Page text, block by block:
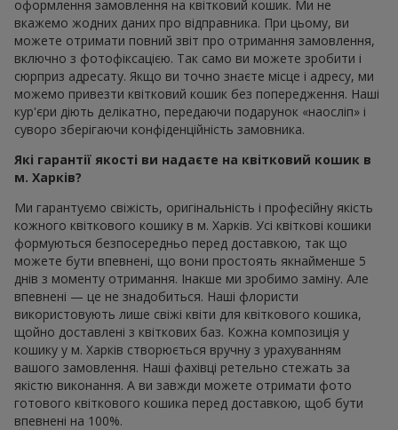
оформлення замовлення на квітковий кошик. Ми не
вкажемо жодних даних про відправника. При цьому, ви
можете отримати повний звіт про отримання замовлення,
включно з фотофіксацією. Так само ви можете зробити і
сюрприз адресату. Якщо ви точно знаєте місце і адресу, ми
можемо привезти квітковий кошик без попередження. Наші
кур'єри діють делікатно, передаючи подарунок «наосліп» і
суворо зберігаючи конфіденційність замовника.
Які гарантії якості ви надаєте на квітковий кошик в
м. Харків?
Ми гарантуємо свіжість, оригінальність і професійну якість
кожного квіткового кошику в м. Харків. Усі квіткові кошики
формуються безпосередньо перед доставкою, так що
можете бути впевнені, що вони простоять якнайменше 5
днів з моменту отримання. Інакше ми зробимо заміну. Але
впевнені — це не знадобиться. Наші флористи
використовують лише свіжі квіти для квіткового кошика,
щойно доставлені з квіткових баз. Кожна композиція у
кошику у м. Харків створюється вручну з урахуванням
вашого замовлення. Наші фахівці ретельно стежать за
якістю виконання. А ви завжди можете отримати фото
готового квіткового кошика перед доставкою, щоб бути
впевнені на 100%.